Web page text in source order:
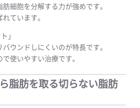
肪細胞を分解する力が強めです。
ています。
」
ウンドしにくいのが特長です。
使いやすい治療です。
脂肪を取る切らない脂肪